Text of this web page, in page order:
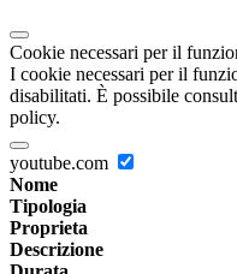
Cookie necessari per il
I cookie necessari per il
disabilitati. È possibile
policy.
youtube.com
Nome
Tipologia
Proprieta
Descrizione